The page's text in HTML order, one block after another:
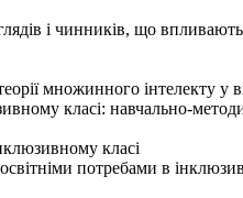
і чинників, що
множинного інтелекту у
класі: навчально-
класі
потребами в